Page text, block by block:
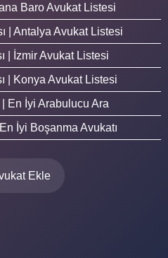
Baro Avukat Listesi
| Antalya Avukat Listesi
| İzmir Avukat Listesi
| Konya Avukat Listesi
En İyi Arabulucu Ara
İyi Boşanma Avukatı
Ekle